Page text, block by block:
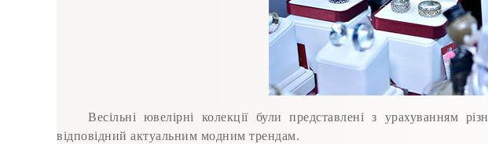
Весільні ювелірні колекції були представлені з урахуванням
відповідний актуальним модним трендам.